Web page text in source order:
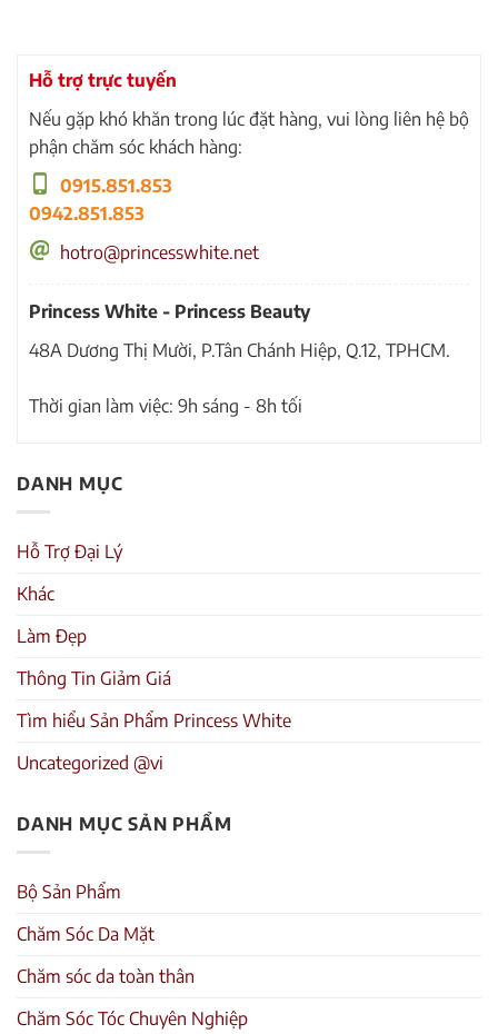
Hỗ trợ trực tuyến
Nếu gặp khó khăn trong lúc đặt hàng, vui lòng liên hệ bộ
phận chăm sóc khách hàng:
0915.851.853
0942.851.853
hotro@princesswhite.net
Princess White - Princess Beauty
48A Dương Thị Mười, P.Tân Chánh Hiệp, Q.12, TPHCM.
Thời gian làm việc: 9h sáng - 8h tối
DANH MỤC
Hỗ Trợ Đại Lý
Khác
Làm Đẹp
Thông Tin Giảm Giá
Tìm hiểu Sản Phẩm Princess White
Uncategorized @vi
DANH MỤC SẢN PHẨM
Bộ Sản Phẩm
Chăm Sóc Da Mặt
Chăm sóc da toàn thân
Chăm Sóc Tóc Chuyên Nghiệp